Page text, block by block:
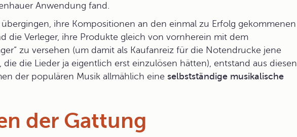
Anwendung fand.
ihre Kompositionen an den einmal zu Erfolg gekommenen
die Verleger, ihre Produkte gleich von vornherein mit dem
zu versehen (um damit als Kaufanreiz für die Notendrucke jene
die die Lieder ja eigentlich erst einzulösen hätten), entstand aus diesen
der populären Musik allmählich eine selbstständige musikalische
der Gattung